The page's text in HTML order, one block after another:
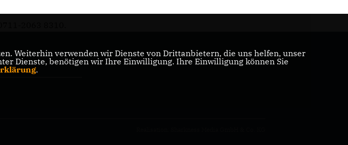
Weiterhin verwenden wir Dienste von Drittanbietern, die uns helfen, unser
Dienste, benötigen wir Ihre Einwilligung. Ihre Einwilligung können Sie
.